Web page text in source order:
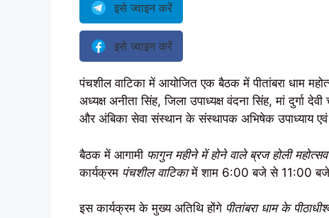
इसे ज्वाइन करें
इसे ज्वाइन करें
पंचशील वाटिका में आयोजित एक बैठक में पीतांबरा धाम
अध्यक्ष अनीता सिंह, जिला उपाध्यक्ष वंदना सिंह, मां दुर्गा
और अंबिका सेवा संस्थान के संस्थापक अभिषेक उपाध्याय
बैठक में आगामी फागुन महीने में होने वाले ब्रज होली महोत्सव
कार्यक्रम पंचशील वाटिकामें शाम 6:00 बजे से 11:00 बजे
इस कार्यक्रम के मुख्य अतिथि होंगे पीतांबरा धाम के